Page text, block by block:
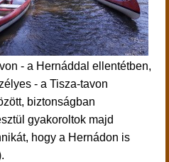
- a Hernáddal ellentétben,
- a Tisza-tavon
biztonságban
gyakoroltok majd
hogy a Hernádon is